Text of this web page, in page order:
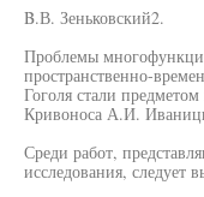
B.В. Зеньковский2.
Проблемы
пространственно-
Гоголя стали
Кривоноса А.И.
Среди работ,
исследования, следует